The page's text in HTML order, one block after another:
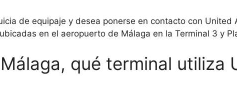
de equipaje y desea ponerse en contacto con United
en el aeropuerto de Málaga en la Terminal 3 y
qué terminal utiliza